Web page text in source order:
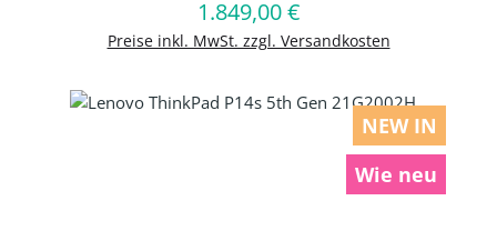
Regulärer Preis:
1.849,00 €
Preise inkl. MwSt. zzgl. Versandkosten
In den Warenkorb
NEW IN
Wie neu